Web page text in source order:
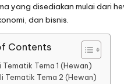
yang disediakan mulai dari
dan bisnis.
Contents
Tematik Tema 1 (Hewan)
Tematik Tema 2 (Hewan)